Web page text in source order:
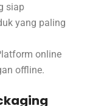
siap
yang paling
online
offline.